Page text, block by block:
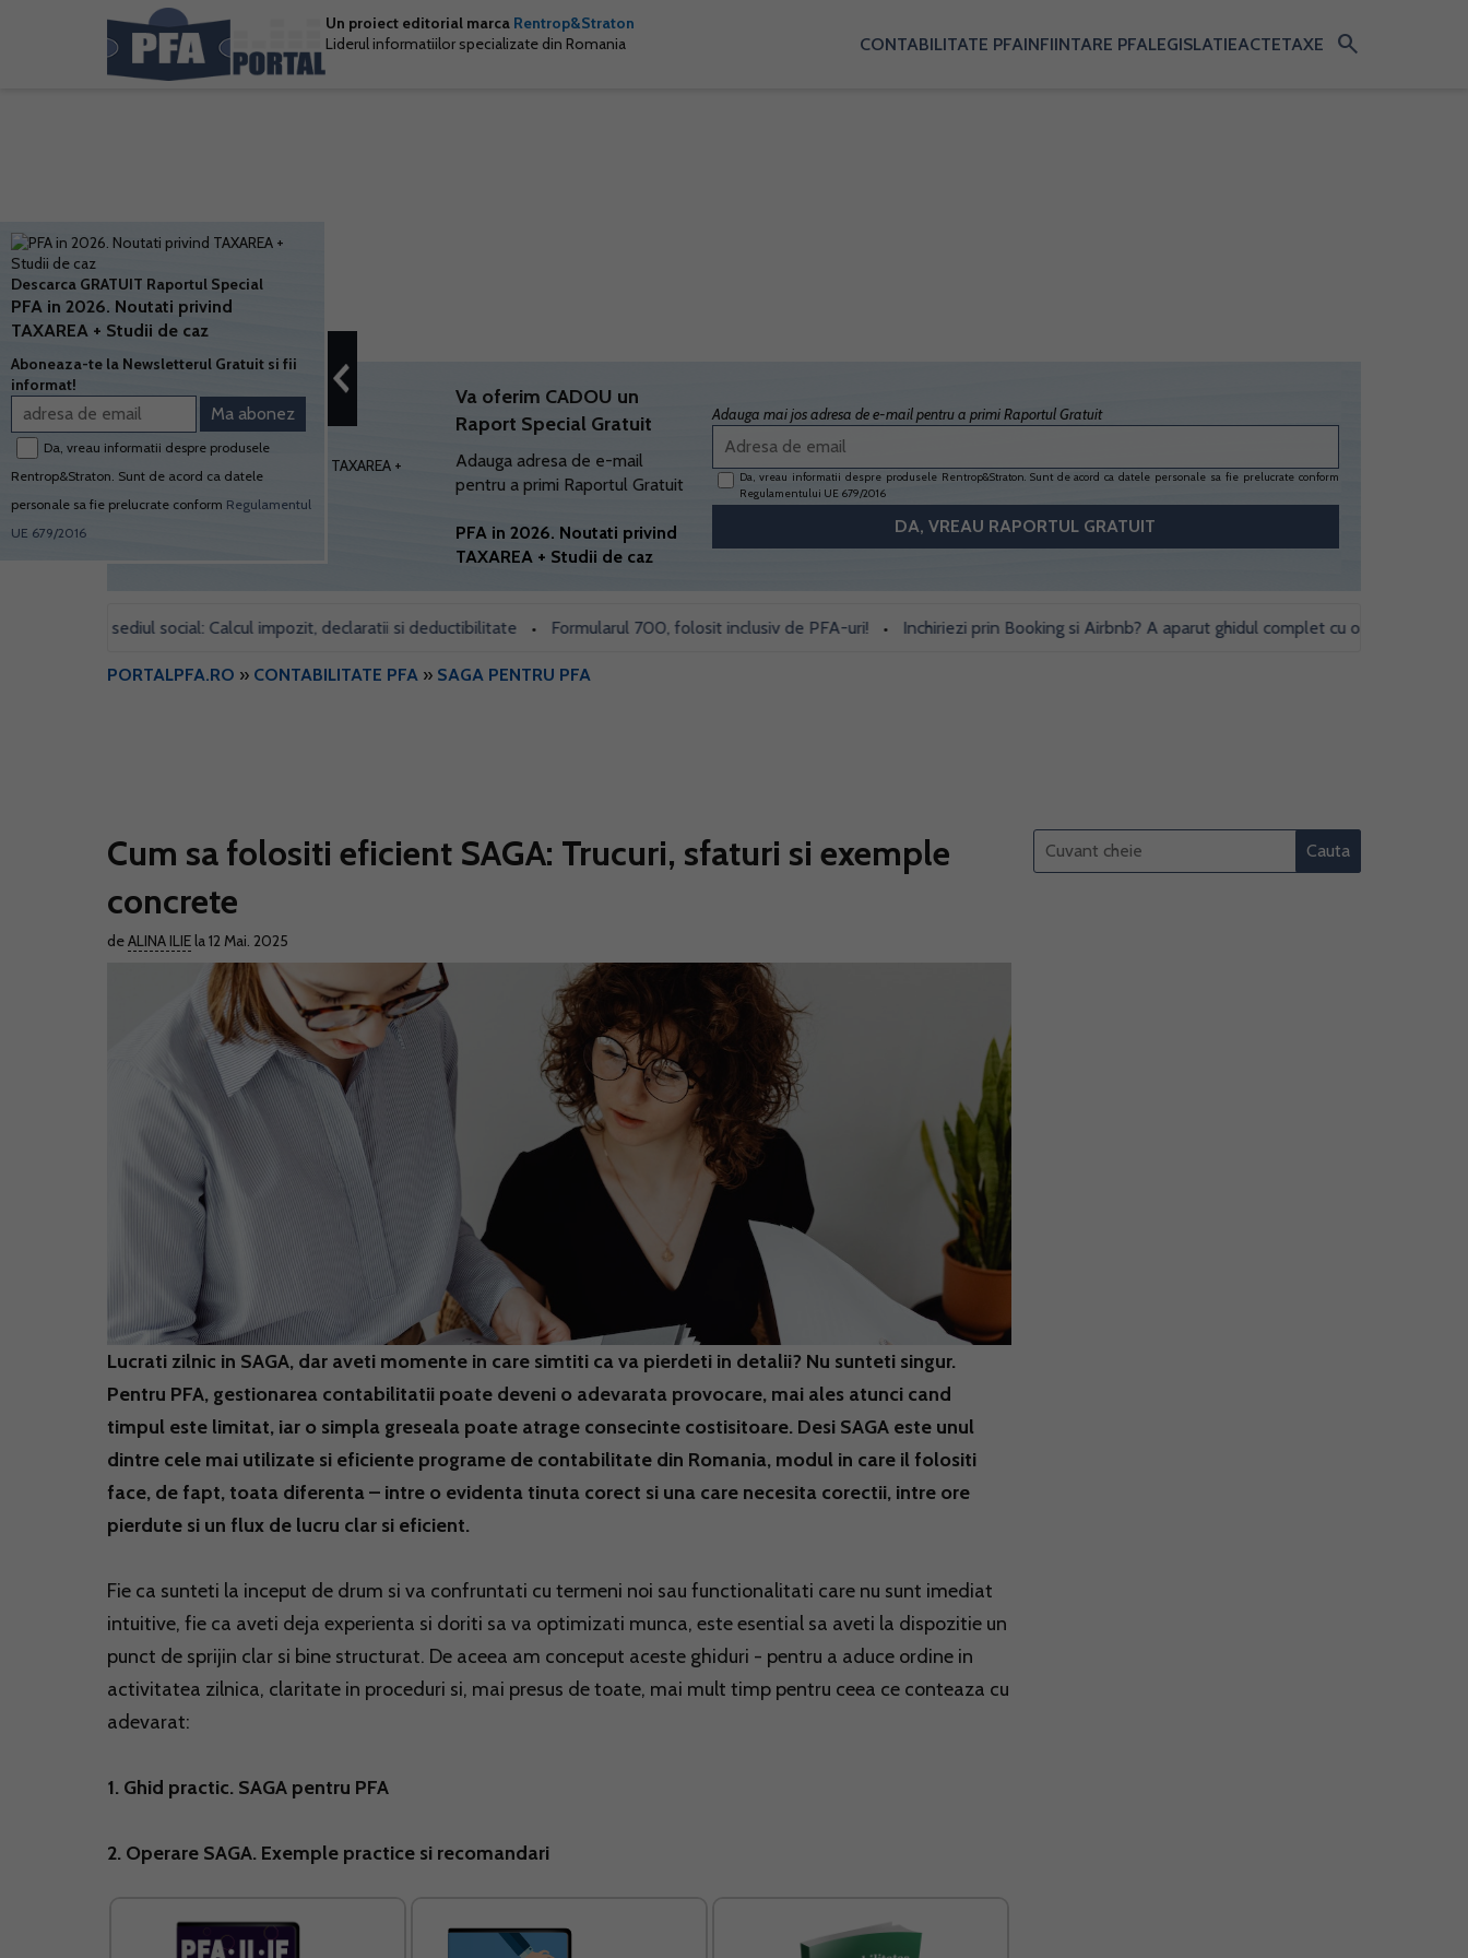
Un proiect editorial marca Rentrop&Straton
Liderul informatiilor specializate din Romania
CONTABILITATE PFAINFIINTARE PFALEGISLATIEACTETAXE search
Va oferim CADOU un
Raport Special Gratuit
Adauga adresa de e-mail
pentru a primi Raportul Gratuit
PFA in 2026. Noutati privind
TAXAREA + Studii de caz
Adauga mai jos adresa de e-mail pentru a primi Raportul Gratuit
Da, vreau informatii despre produsele Rentrop&Straton. Sunt de acord ca datele personale sa fie prelucrate conform
Regulamentului UE 679/2016
pentru sediul social: Calcul impozit, declaratii si deductibilitate • Formularul 700, folosit inclusiv de PFA-uri! • Inchiriezi prin Booking si Airbnb? A aparut ghidul complet cu obligatii fiscale si
PORTALPFA.RO » CONTABILITATE PFA » SAGA PENTRU PFA
Cum sa folositi eficient SAGA: Trucuri, sfaturi si exemple
concrete
deALINA ILIE la 12 Mai. 2025
Lucrati zilnic in SAGA, dar aveti momente in care simtiti ca va pierdeti in detalii? Nu sunteti singur.
Pentru PFA, gestionarea contabilitatii poate deveni o adevarata provocare, mai ales atunci cand
timpul este limitat, iar o simpla greseala poate atrage consecinte costisitoare. Desi SAGA este unul
dintre cele mai utilizate si eficiente programe de contabilitate din Romania, modul in care il folositi
face, de fapt, toata diferenta – intre o evidenta tinuta corect si una care necesita corectii, intre ore
pierdute si un flux de lucru clar si eficient.
Fie ca sunteti la inceput de drum si va confruntati cu termeni noi sau functionalitati care nu sunt imediat
intuitive, fie ca aveti deja experienta si doriti sa va optimizati munca, este esential sa aveti la dispozitie un
punct de sprijin clar si bine structurat. De aceea am conceput aceste ghiduri - pentru a aduce ordine in
activitatea zilnica, claritate in proceduri si, mai presus de toate, mai mult timp pentru ceea ce conteaza cu
adevarat:
1. Ghid practic. SAGA pentru PFA
2. Operare SAGA. Exemple practice si recomandari
Descarca GRATUIT Raportul Special
PFA in 2026. Noutati privind
TAXAREA + Studii de caz
Aboneaza-te la Newsletterul Gratuit si fii
informat!
Da, vreau informatii despre produsele
Rentrop&Straton. Sunt de acord ca datele
personale sa fie prelucrate conform Regulamentul
UE 679/2016